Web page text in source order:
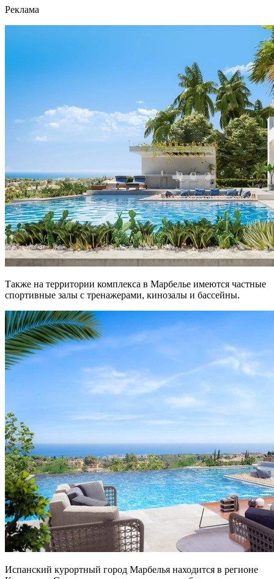
Реклама
Также на территории комплекса в Марбелье имеются частные
спортивные залы с тренажерами, кинозалы и бассейны.
Испанский курортный город Марбелья находится в регионе